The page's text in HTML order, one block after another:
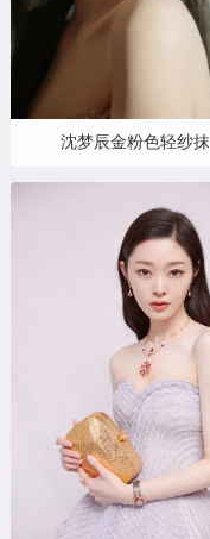
沈梦辰金粉色轻纱抹